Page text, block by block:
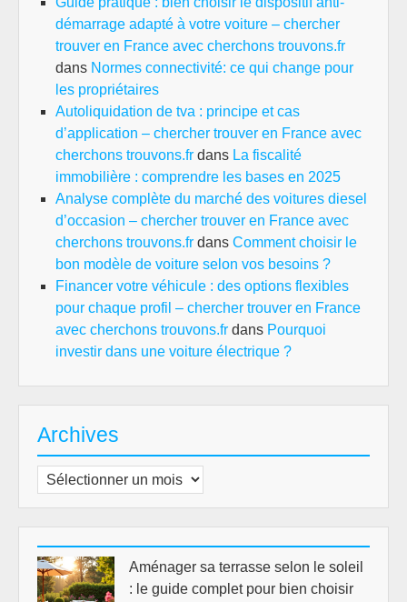
démarrage adapté à votre voiture – chercher
trouver en France avec cherchons trouvons.fr
dans Normes connectivité: ce qui change pour
les propriétaires
Autoliquidation de tva : principe et cas
d’application – chercher trouver en France avec
cherchons trouvons.fr dans La fiscalité
immobilière : comprendre les bases en 2025
Analyse complète du marché des voitures diesel
d’occasion – chercher trouver en France avec
cherchons trouvons.fr dans Comment choisir le
bon modèle de voiture selon vos besoins ?
Financer votre véhicule : des options flexibles
pour chaque profil – chercher trouver en France
avec cherchons trouvons.fr dans Pourquoi
investir dans une voiture électrique ?
Archives
Archives
Aménager sa terrasse selon le soleil
: le guide complet pour bien choisir